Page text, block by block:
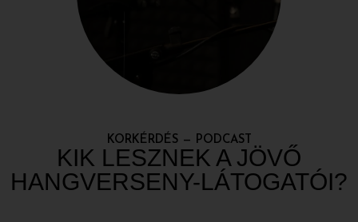
KORKÉRDÉS— PODCAST
KIK LESZNEK A JÖVŐ
HANGVERSENY-LÁTOGATÓI?